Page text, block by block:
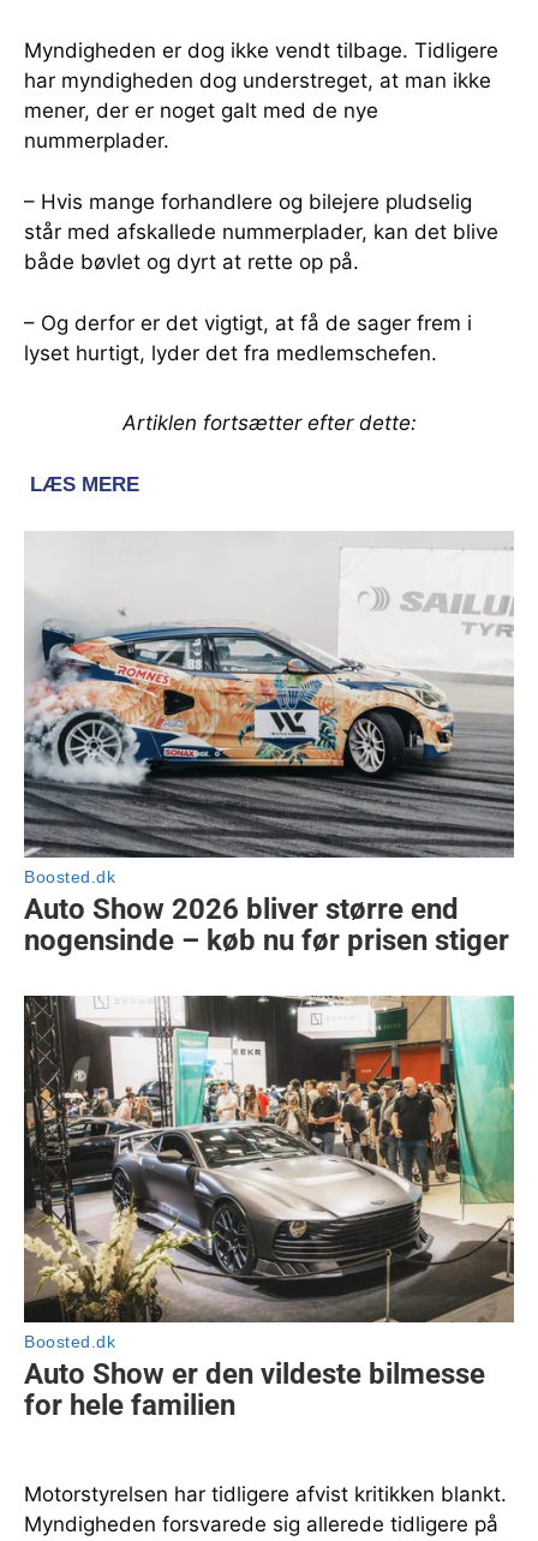
Myndigheden er dog ikke vendt tilbage. Tidligere
har myndigheden dog understreget, at man ikke
mener, der er noget galt med de nye
nummerplader.
– Hvis mange forhandlere og bilejere pludselig
står med afskallede nummerplader, kan det blive
både bøvlet og dyrt at rette op på.
– Og derfor er det vigtigt, at få de sager frem i
lyset hurtigt, lyder det fra medlemschefen.
Artiklen fortsætter efter dette:
Motorstyrelsen har tidligere afvist kritikken blankt.
Myndigheden forsvarede sig allerede tidligere på